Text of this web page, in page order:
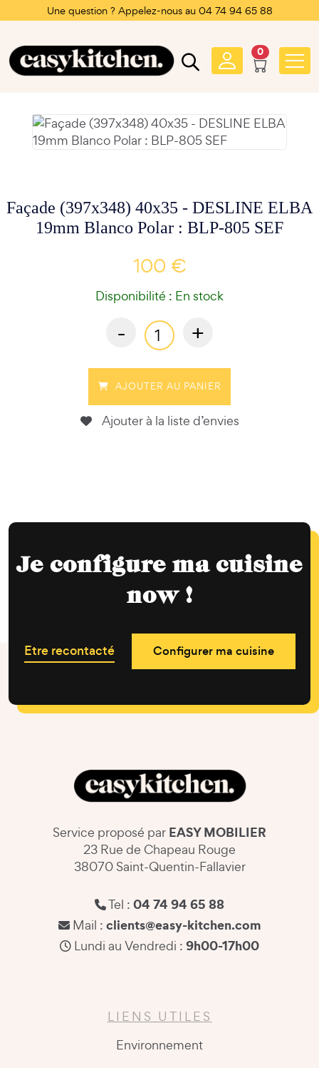
Une question ? Appelez-nous au 04 74 94 65 88
0
Façade (397x348) 40x35 - DESLINE ELBA
19mm Blanco Polar : BLP-805 SEF
100 €
Disponibilité : En stock
- +
AJOUTER AU PANIER
Ajouter à la liste d’envies
Je configure ma cuisine
now !
Etre recontacté Configurer ma cuisine
Service proposé par EASY MOBILIER
23 Rue de Chapeau Rouge
38070 Saint-Quentin-Fallavier
Tel : 04 74 94 65 88
Mail : clients@easy-kitchen.com
Lundi au Vendredi : 9h00-17h00
LIENS UTILES
Environnement